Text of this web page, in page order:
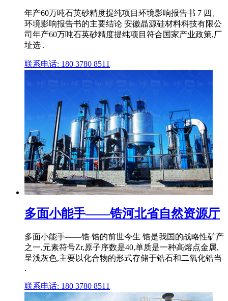
年产60万吨石英砂精度提纯项目环境影响报告书 7 四、
环境影响报告书的主要结论 安徽晶源硅材料科技有限公
司年产60万吨石英砂精度提纯项目符合国家产业政策,厂
址选 .
联系电话: 180 3780 8511
多面小能手——锆河北省自然资源厅
多面小能手——锆 锆的前世今生 锆是我国的战略性矿产
之一,元素符号Zr,原子序数是40,单质是一种高熔点金属,
呈浅灰色,主要以化合物的形式存储于锆石和二氧化锆当
.
联系电话: 180 3780 8511